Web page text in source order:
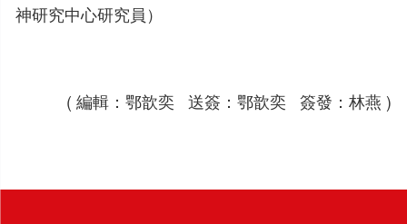
神研究中心研究員）
( 編輯：鄂歆奕 送簽：鄂歆奕 簽發：林燕 )